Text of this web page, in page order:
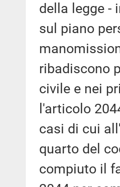
della legge -
sul piano
ribadiscono
civile e nei
l'articolo
casi di cui
quarto del
compiuto il